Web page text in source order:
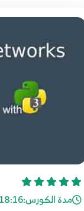
مدة الكورس:
Socket
63
HttpClient